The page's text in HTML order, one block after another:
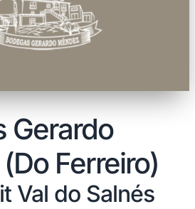
Gerardo
Ferreiro)
Val do Salnés